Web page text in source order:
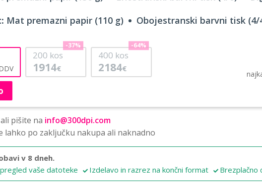
Mat premazni papir (110 g) Obojestranski barvni tisk (4/
200 kos
1914€
-37%
400 kos
2184€
-64%
ali pišite na info@300dpi.com
lahko po zaključku nakupa ali naknadno
v 8 dneh.
vaše datoteke Izdelavo in razrez na končni format Brezplačno